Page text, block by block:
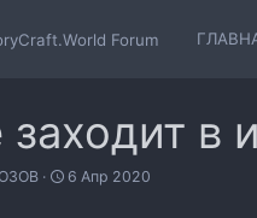
в
Д
6 Апр 2020